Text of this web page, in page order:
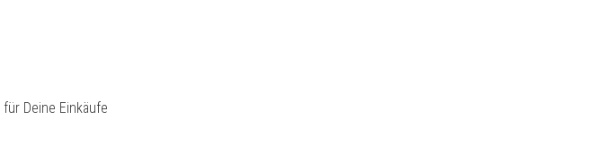
Deine Einkäufe